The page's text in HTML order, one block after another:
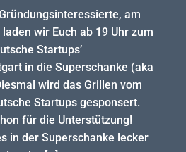
am
wir Euch ab 19 Uhr zum
Startups’
in die Superschanke (aka
wird das Grillen vom
Startups gesponsert.
für die Unterstützung!
in der Superschanke lecker